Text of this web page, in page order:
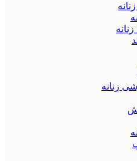
زنانه